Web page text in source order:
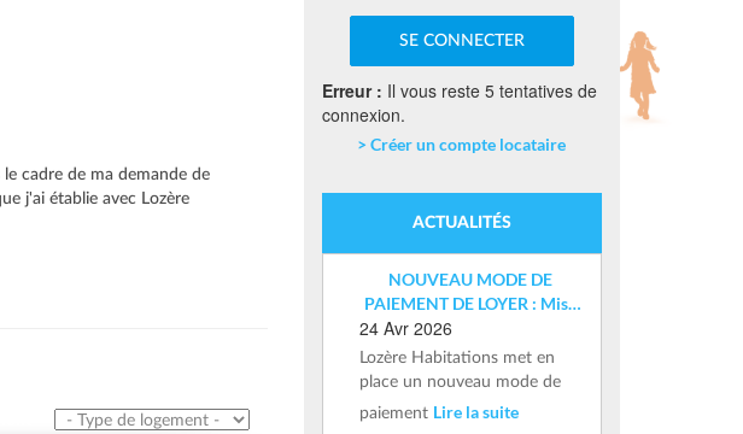
cadre de ma demande de
j'ai établie avec Lozère
Erreur : Il vous reste 5 tentatives de
connexion.
> Créer un compte locataire
ACTUALITÉS
NOUVEAU MODE DE
PAIEMENT DE LOYER : Mise
en place d’un IBAN nominatif
24 Avr 2026
Lozère Habitations met en
place un nouveau mode de
paiement Lire la suite